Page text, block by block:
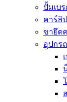
ปั้มเบร
คาร์ลิ
ขายึด
อุปกร